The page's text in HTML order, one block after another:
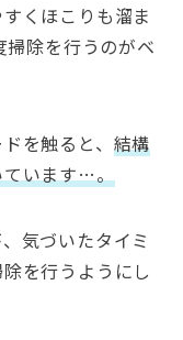
くほこりも溜ま
除を行うのがベ
を触ると、 結構
ています…。
気づいたタイミ
を行うようにし